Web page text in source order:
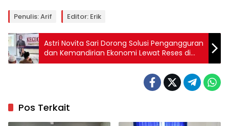
Penulis: Arif Editor: Erik
Astri Novita Sari Dorong Solusi Pengangguran
dan Kemandirian Ekonomi Lewat Reses di
Dapil VI
Pos Terkait